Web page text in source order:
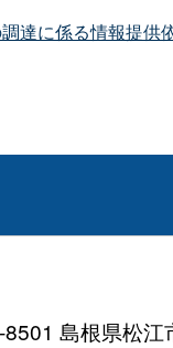
達に係る情報提
島根県松江